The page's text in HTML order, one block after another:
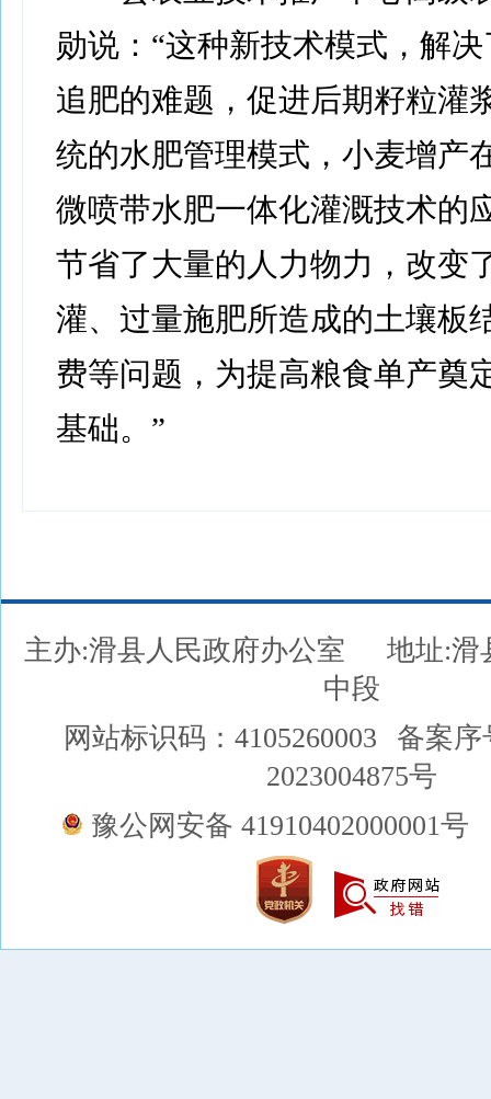
勋说：“这种新技术模式，解
追肥的难题，促进后期籽粒灌
统的水肥管理模式，小麦增产
微喷带水肥一体化灌溉技术的
节省了大量的人力物力，改变
灌、过量施肥所造成的土壤板
费等问题，为提高粮食单产奠
基础。”
主办:滑县人民政府办公室
地址:滑
中段
网站标识码：4105260003
备案序
2023004875号
豫公网安备 41910402000001号